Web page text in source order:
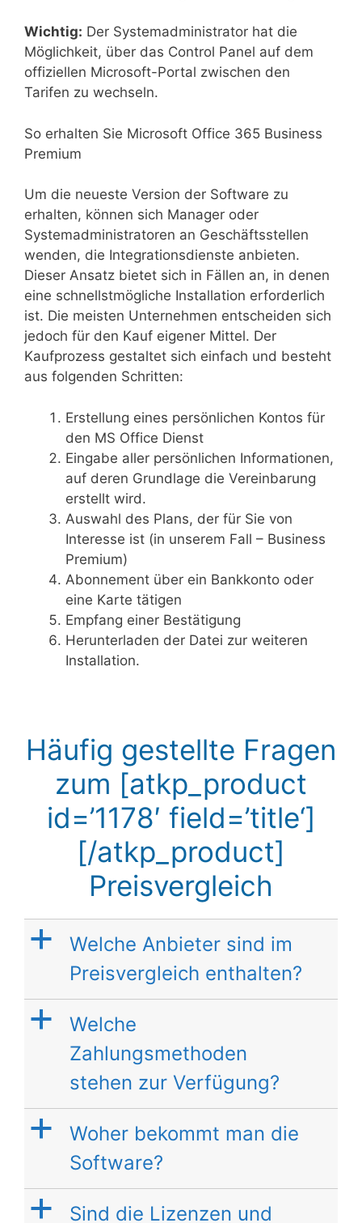
Wichtig: Der Systemadministrator hat die
Möglichkeit, über das Control Panel auf dem
offiziellen Microsoft-Portal zwischen den
Tarifen zu wechseln.
So erhalten Sie Microsoft Office 365 Business
Premium
Um die neueste Version der Software zu
erhalten, können sich Manager oder
Systemadministratoren an Geschäftsstellen
wenden, die Integrationsdienste anbieten.
Dieser Ansatz bietet sich in Fällen an, in denen
eine schnellstmögliche Installation erforderlich
ist. Die meisten Unternehmen entscheiden sich
jedoch für den Kauf eigener Mittel. Der
Kaufprozess gestaltet sich einfach und besteht
aus folgenden Schritten:
Erstellung eines persönlichen Kontos für
den MS Office Dienst
Eingabe aller persönlichen Informationen,
auf deren Grundlage die Vereinbarung
erstellt wird.
Auswahl des Plans, der für Sie von
Interesse ist (in unserem Fall – Business
Premium)
Abonnement über ein Bankkonto oder
eine Karte tätigen
Empfang einer Bestätigung
Herunterladen der Datei zur weiteren
Installation.
Häufig gestellte Fragen
zum [atkp_product
id=’1178′ field=’title‘]
[/atkp_product]
Preisvergleich
a
Welche Anbieter sind im
Preisvergleich enthalten?
a
Welche
Zahlungsmethoden
stehen zur Verfügung?
a
Woher bekommt man die
Software?
a Sind die Lizenzen und